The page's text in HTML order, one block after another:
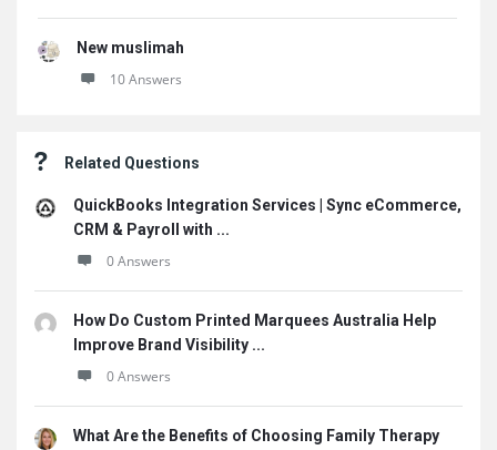
New muslimah
10 Answers
Related Questions
QuickBooks Integration Services | Sync eCommerce,
CRM & Payroll with ...
0 Answers
How Do Custom Printed Marquees Australia Help
Improve Brand Visibility ...
0 Answers
What Are the Benefits of Choosing Family Therapy